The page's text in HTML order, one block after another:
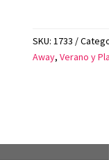
SKU: 1733
Away, Verano y